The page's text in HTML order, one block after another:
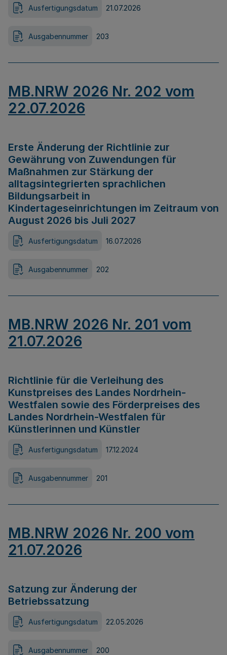
Ausfertigungsdatum 21.07.2026
Ausgabennummer 203
MB.NRW 2026 Nr. 202 vom
22.07.2026
Erste Änderung der Richtlinie zur
Gewährung von Zuwendungen für
Maßnahmen zur Stärkung der
alltagsintegrierten sprachlichen
Bildungsarbeit in
Kindertageseinrichtungen im Zeitraum von
August 2026 bis Juli 2027
Ausfertigungsdatum 16.07.2026
Ausgabennummer 202
MB.NRW 2026 Nr. 201 vom
21.07.2026
Richtlinie für die Verleihung des
Kunstpreises des Landes Nordrhein-
Westfalen sowie des Förderpreises des
Landes Nordrhein-Westfalen für
Künstlerinnen und Künstler
Ausfertigungsdatum 17.12.2024
Ausgabennummer 201
MB.NRW 2026 Nr. 200 vom
21.07.2026
Satzung zur Änderung der
Betriebssatzung
Ausfertigungsdatum 22.05.2026
Ausgabennummer 200